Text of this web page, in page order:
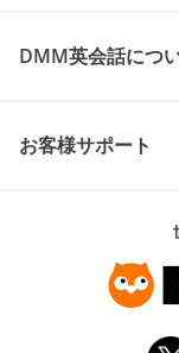
DMM英会話につ
お客様サポート